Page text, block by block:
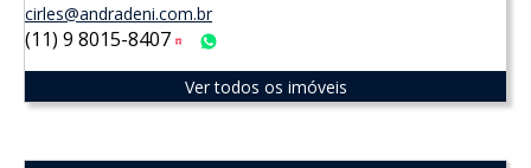
cirles@andradeni.com.br
(11) 9 8015-8407 Tim
Ver todos os imóveis